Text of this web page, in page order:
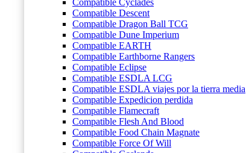
Compatible Cyclades
Compatible Descent
Compatible Dragon Ball TCG
Compatible Dune Imperium
Compatible EARTH
Compatible Earthborne Rangers
Compatible Eclipse
Compatible ESDLA LCG
Compatible ESDLA viajes por la tierra media
Compatible Expedicion perdida
Compatible Flamecraft
Compatible Flesh And Blood
Compatible Food Chain Magnate
Compatible Force Of Will